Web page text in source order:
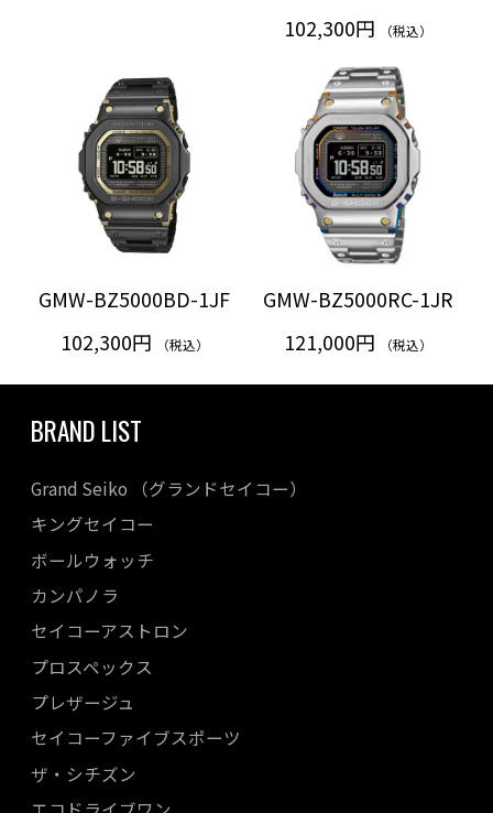
102,300円
（税込）
GMW-BZ5000BD-1JF
102,300円
（税込）
GMW-BZ5000RC-1JR
121,000円
（税込）
BRAND LIST
Grand Seiko （グランドセイコー）
キングセイコー
ボールウォッチ
カンパノラ
セイコーアストロン
プロスペックス
プレザージュ
セイコーファイブスポーツ
ザ・シチズン